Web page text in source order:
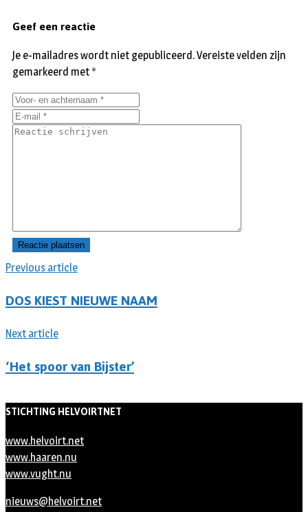
Previous article
DOS KIEST NIEUWE NAAM
Next article
‘Het spoor van Bijster’
Geef een reactie
Je e-mailadres wordt niet gepubliceerd.Vereiste velden zijn
gemarkeerd met *
STICHTING HELVOIRTNET
www.helvoirt.net
www.haaren.nu
www.vught.nu
nieuws@helvoirt.net